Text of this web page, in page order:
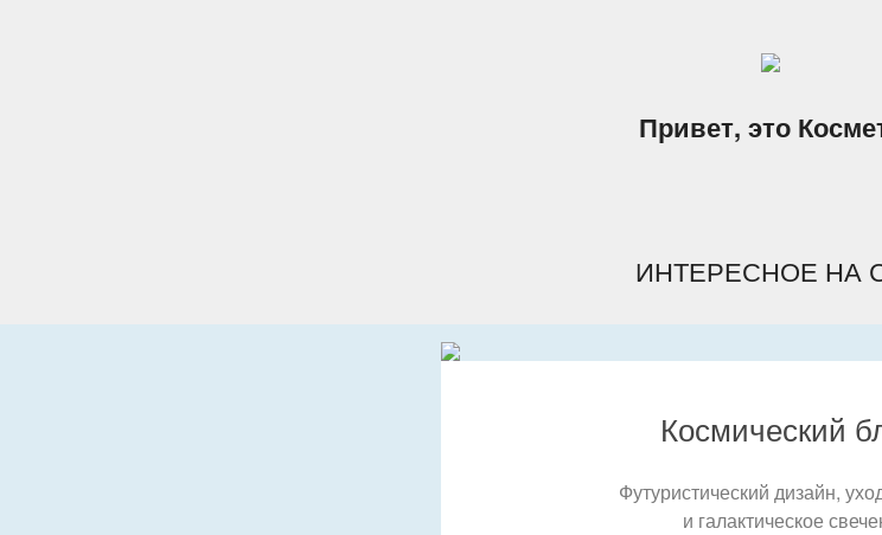
Привет, это
ИНТЕРЕСНОЕ НА
Космический
Футуристический дизайн,
и галактическое